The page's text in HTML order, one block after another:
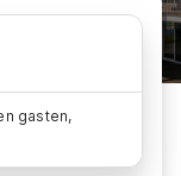
gasten,